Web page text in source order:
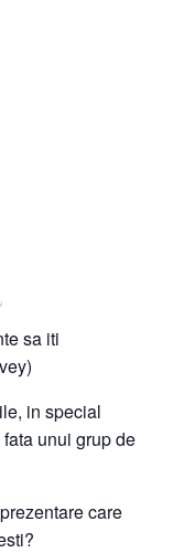
sa iti
in special
unui grup de
care